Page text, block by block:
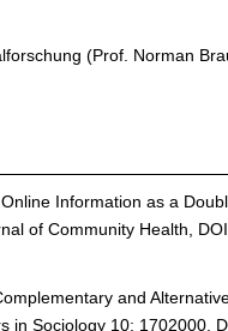
(Prof. Norman
Information as a
of Community Health,
and
in Sociology 10: 1702000,